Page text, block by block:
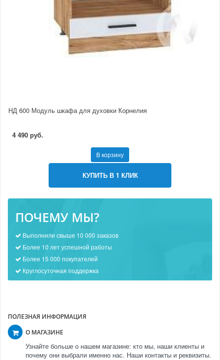
НД 600 Модуль шкафа для духовки Корнелия
4 490 руб.
В корзину
КУПИТЬ В 1 КЛИК
ПОЧЕМУ МЫ?
Выполнили свыше 10 000 заказов
Более 10 лет успешной работы
Более 15 000 покупателей
Круглосуточная поддержка
ПОЛЕЗНАЯ ИНФОРМАЦИЯ
О МАГАЗИНЕ
Узнайте больше о нашем магазине: кто мы, наши клиенты и
почему они выбрали именно нас. Наши контакты и реквизиты.